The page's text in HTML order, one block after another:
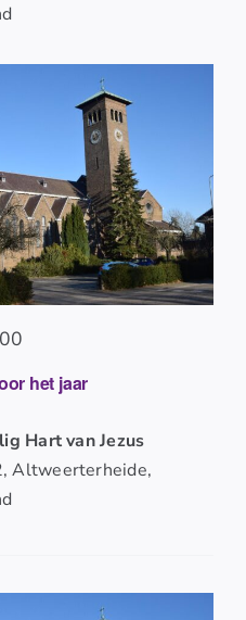
het jaar
Hart van Jezus
Altweerterheide,